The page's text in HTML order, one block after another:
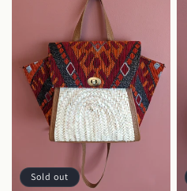
Sold out